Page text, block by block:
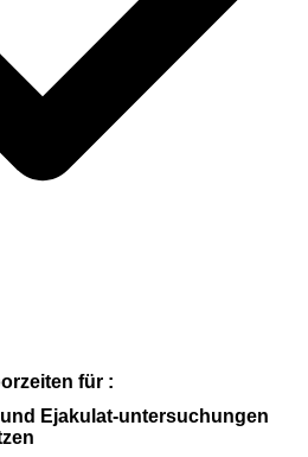
für :
Ejakulat-untersuchungen